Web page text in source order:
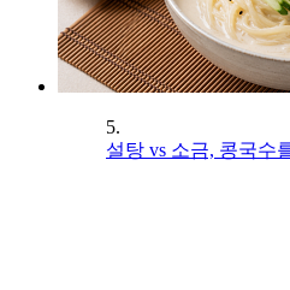
5.
설탕 vs 소금, 콩국수